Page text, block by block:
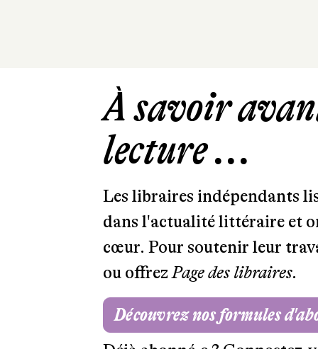
À savoir
lecture ...
Les libraires indépendants
dans l'actualité littéraire et
cœur. Pour soutenir leur
ou offrezPage des libraires.
Découvrez nos formules